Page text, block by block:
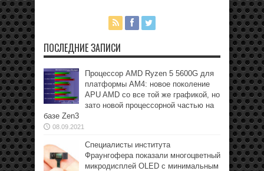
ПОСЛЕДНИЕ ЗАПИСИ
Процессор AMD Ryzen 5 5600G для
платформы АМ4: новое поколение
APU AMD со все той же графикой, но
зато новой процессорной частью на
базе Zen3
08.09.2021
Специалисты института
Фраунгофера показали многоцветный
микродисплей OLED с минимальным